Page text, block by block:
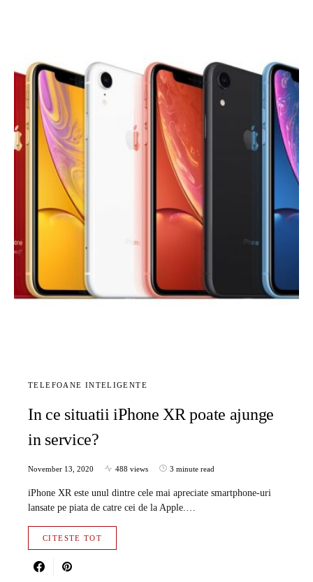
TELEFOANE INTELIGENTE
In ce situatii iPhone XR poate ajunge
in service?
November 13, 2020 488 views 3 minute read
iPhone XR este unul dintre cele mai apreciate smartphone-uri
lansate pe piata de catre cei de la Apple.…
CITESTE TOT